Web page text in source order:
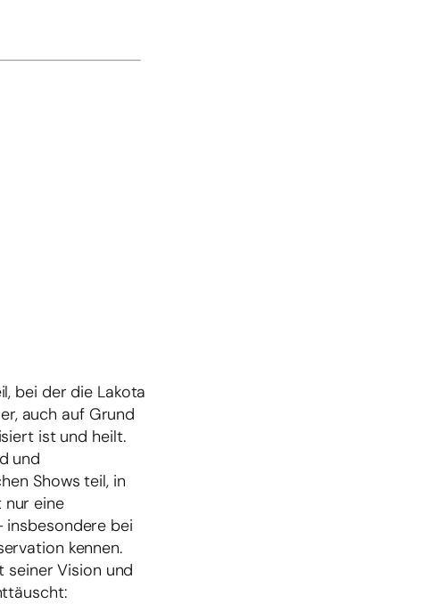
bei der die Lakota
auch auf Grund
ist und heilt.
und
Shows teil, in
nur eine
insbesondere bei
kennen.
seiner Vision und